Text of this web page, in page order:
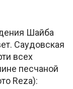
Шайба
Саудовская
всех
песчаной
Reza):